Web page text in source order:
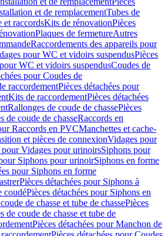
et de remplacementTubes de
et raccordsKits de rénovationPièces
Plaques de fermetureAutres
Raccordements des appareils pour
pour WC et vidoirs suspendusPièces
WC et vidoirs suspendusCoudes de
pour Coudes de
raccordementPièces détachées pour
Kits de raccordementPièces détachées
Rallonges de coude de chassePièces
de coude de chasseRaccords en
Raccords en PVCManchettes et cache-
et pièces de connexionVidages pour
pour Vidages pour urinoirsSiphons pour
Siphons pour urinoirSiphons en forme
pour Siphons en forme
Pièces détachées pour Siphons à
coudéPièces détachées pour Siphons en
de chasse et tube de chassePièces
de coude de chasse et tube de
Pièces détachées pour Manchon de